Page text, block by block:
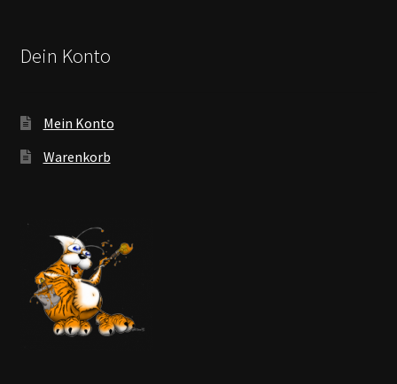
Dein Konto
Mein Konto
Warenkorb